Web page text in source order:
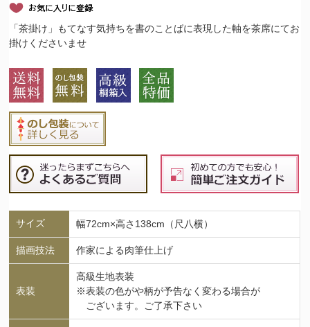
「茶掛け」もてなす気持ちを書のことばに表現した軸を茶席にてお
掛けくださいませ
サイズ 幅72cm×高さ138cm（尺八横）
描画技法 作家による肉筆仕上げ
表装
高級生地表装
※表装の色がや柄が予告なく変わる場合が
ございます。ご了承下さい